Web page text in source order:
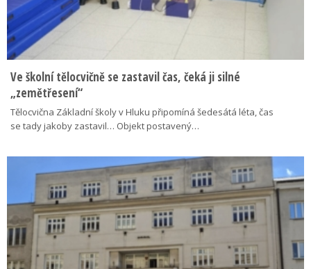
Ve školní tělocvičně se zastavil čas, čeká ji silné
„zemětřesení“
Tělocvična Základní školy v Hluku připomíná šedesátá léta, čas
se tady jakoby zastavil… Objekt postavený…